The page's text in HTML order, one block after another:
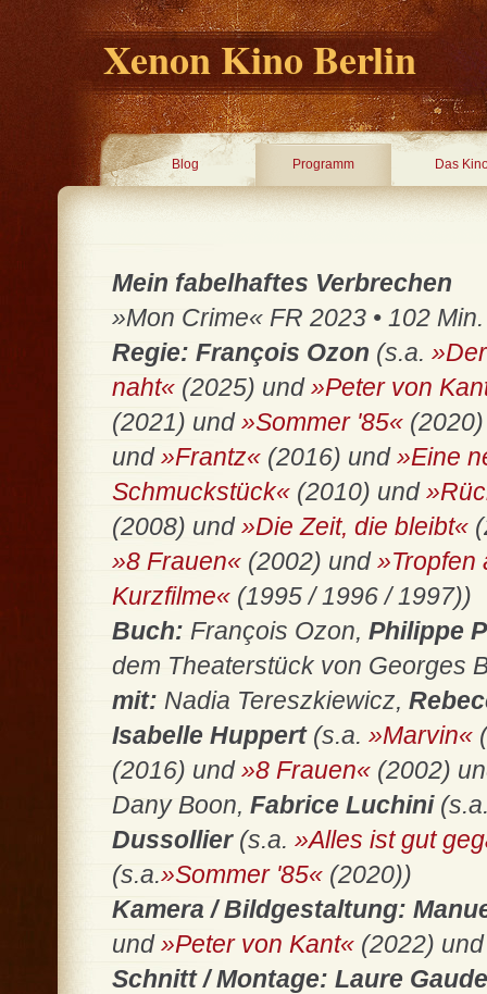
Xenon Kino Berlin
Blog Programm Das
Mein fabelhaftes Verbrechen
»Mon Crime« FR 2023 • 102
Regie: François Ozon (s.a.
naht« (2025) und»Peter von
(2021) und»Sommer '85«
und»Frantz« (2016) und»Eine
Schmuckstück« (2010) und
(2008) und»Die Zeit, die bleibt«
»8 Frauen« (2002) und»Tropfen
Kurzfilme« (1995 / 1996 / 1997))
Buch: François Ozon, Philippe
dem Theaterstück von Georges
mit: Nadia Tereszkiewicz,
Isabelle Huppert (s.a. »Marvin«
(2016) und»8 Frauen« (2002)
Dany Boon, Fabrice Luchini
Dussollier(s.a. »Alles ist gut
(s.a.»Sommer '85« (2020))
Kamera / Bildgestaltung:
und»Peter von Kant« (2022)
Schnitt / Montage: Laure